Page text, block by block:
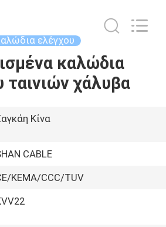
ελέγχου
καλώδια
ταινιών χάλυβα
Κίνα
CABLE
KEMA/CCC/TUV